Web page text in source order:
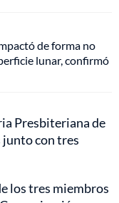
de forma no
lunar, confirmó
Presbiteriana de
junto con tres
los tres miembros